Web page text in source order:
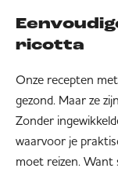
ricotta
Onze recepten
gezond. Maar ze
Zonder
waarvoor je
moet reizen. Want